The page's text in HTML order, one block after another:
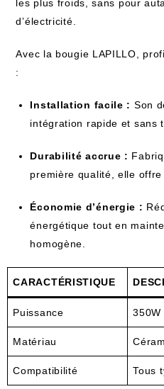
les plus froids, sans pour
d’électricité.
Avec la bougie LAPILLO,
:
Installation facile : Son
intégration rapide et sans
Durabilité accrue :
première qualité, elle
Économie d’énergie :
énergétique tout en
homogène.
CARACTÉRISTIQUE
Puissance 350W
Matériau
Compatibilité Tous